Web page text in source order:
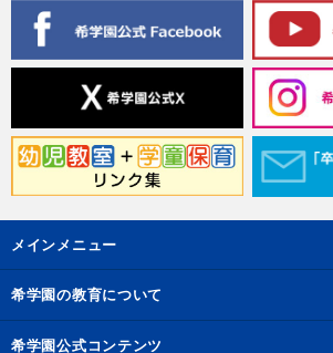
メインメニュー
HOME
希学園の教育について
学習システム
希学園公式コンテンツ